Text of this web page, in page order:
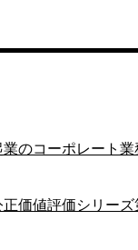
のコーポレート
価値評価シリー